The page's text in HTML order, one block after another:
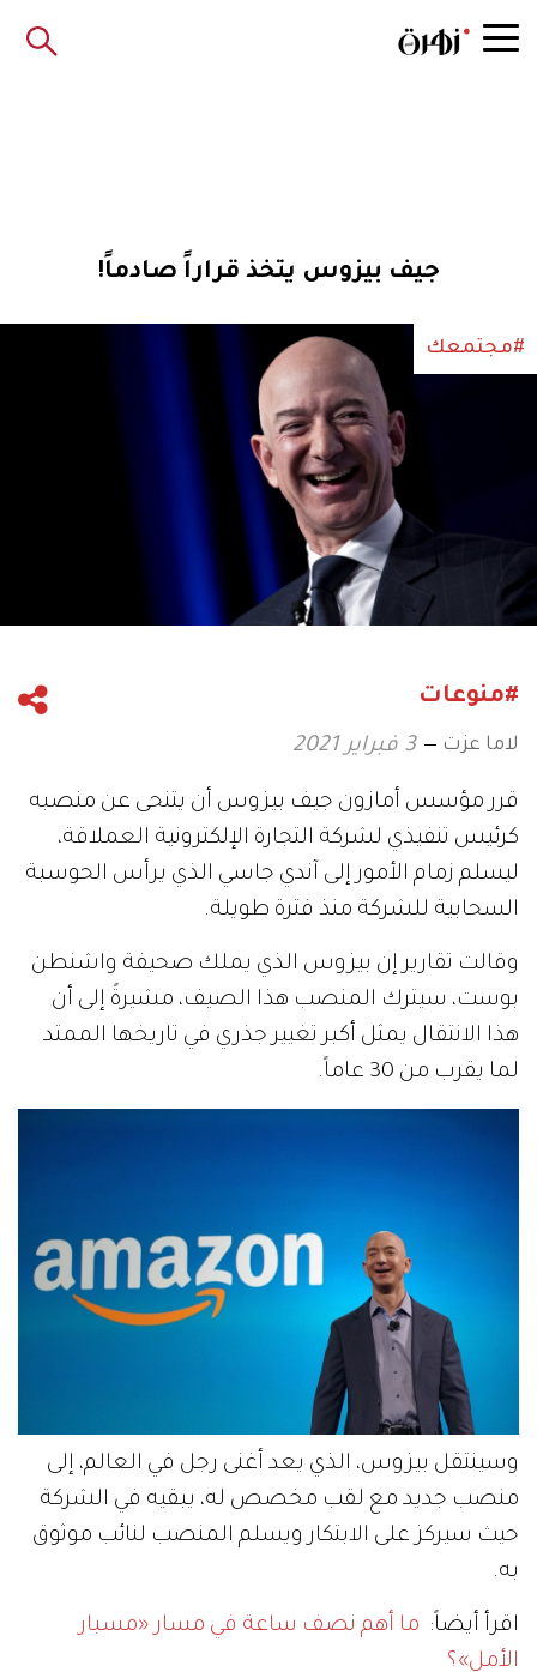
جيف بيزوس يتخذ قراراً صادماً!
#مجتمعك
#منوعات
لاما عزت 3 فبراير 2021
قرر مؤسس أمازون جيف بيزوس أن يتنحى عن منصبه
كرئيس تنفيذي لشركة التجارة الإلكترونية العملاقة،
ليسلم زمام الأمور إلى آندي جاسي الذي يرأس الحوسبة
السحابية للشركة منذ فترة طويلة.
وقالت تقارير إن بيزوس الذي يملك صحيفة واشنطن
بوست، سيترك المنصب هذا الصيف، مشيرةً إلى أن
هذا الانتقال يمثل أكبر تغيير جذري في تاريخها الممتد
لما يقرب من 30 عاماً.
وسينتقل بيزوس، الذي يعد أغنى رجل في العالم، إلى
منصب جديد مع لقب مخصص له، يبقيه في الشركة
حيث سيركز على الابتكار ويسلم المنصب لنائب موثوق
به.
اقرأ أيضاً: ما أهم نصف ساعة في مسار «مسبار
الأمل»؟